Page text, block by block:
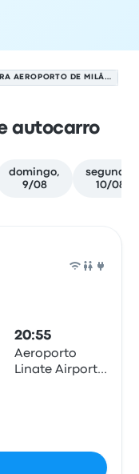
MESTRE STAZIONE F.S. PARA AEROPORTO DE MILÃO LINATE
autocarro
domingo,
9/08
segunda,
10/08
20:55
Aeroporto
Linate Airport